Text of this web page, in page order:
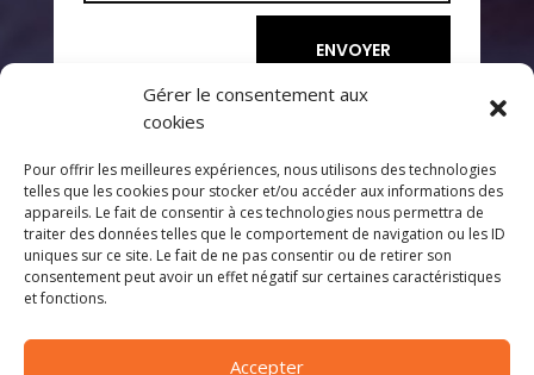
Gérer le consentement aux
cookies
Pour offrir les meilleures expériences, nous utilisons des technologies
telles que les cookies pour stocker et/ou accéder aux informations des
appareils. Le fait de consentir à ces technologies nous permettra de
traiter des données telles que le comportement de navigation ou les ID
uniques sur ce site. Le fait de ne pas consentir ou de retirer son
consentement peut avoir un effet négatif sur certaines caractéristiques
et fonctions.
Accepter
ENVOYER
Accueil–Mentions Légales– Nous contacter